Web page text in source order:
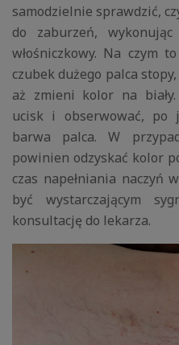
samodzielnie sprawdzić,
do zaburzeń,
włośniczkowy. Na czym
czubek dużego palca
aż zmieni kolor na
ucisk i obserwować, po
barwa palca. W
powinien odzyskać kolor
czas napełniania naczyń
być wystarczającym
konsultację do lekarza.